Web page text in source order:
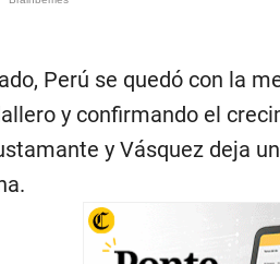
Perú se quedó con la
y confirmando el
y Vásquez deja